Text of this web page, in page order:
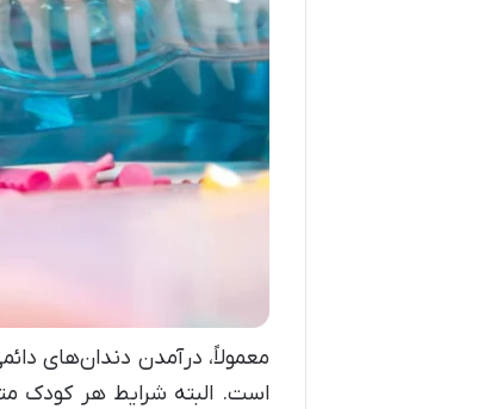
است. البته شرایط هر کودک